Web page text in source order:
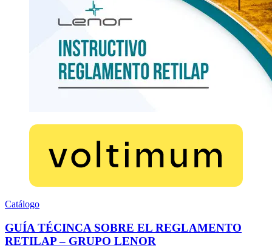
Catálogo
GUÍA TÉCINCA SOBRE EL REGLAMENTO
RETILAP – GRUPO LENOR